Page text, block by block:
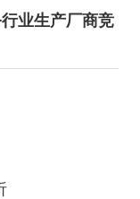
业生产厂商竞